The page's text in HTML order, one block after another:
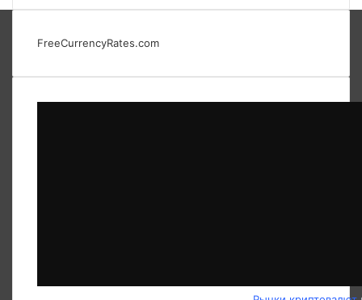
FreeCurrencyRates.com